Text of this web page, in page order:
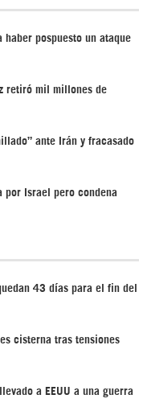
haber pospuesto un ataque
retiró mil millones de
ante Irán y fracasado
por Israel pero condena
43 días para el fin del
cisterna tras tensiones
a EEUU a una guerra